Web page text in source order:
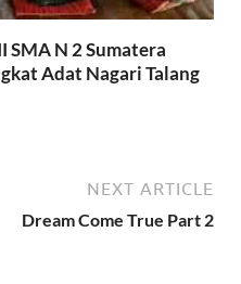
SMA N 2 Sumatera
Adat Nagari Talang
NEXT ARTICLE
Dream Come True Part 2